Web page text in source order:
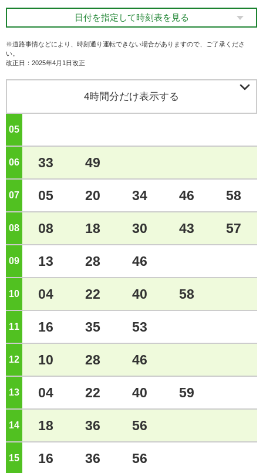
日付を指定して時刻表を見る
※道路事情などにより、時刻通り運転できない場合がありますので、ご了承くださ
い。
改正日：2025年4月1日改正
4時間分だけ表示する 
05
06 33 49
07 05 20 34 46 58
08 08 18 30 43 57
09 13 28 46
10 04 22 40 58
11 16 35 53
12 10 28 46
13 04 22 40 59
14 18 36 56
15 16 36 56